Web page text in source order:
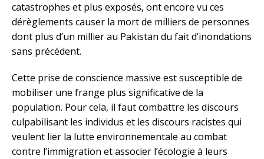
catastrophes et plus exposés, ont encore vu ces
dérèglements causer la mort de milliers de personnes
dont plus d’un millier au Pakistan du fait d’inondations
sans précédent.
Cette prise de conscience massive est susceptible de
mobiliser une frange plus significative de la
population. Pour cela, il faut combattre les discours
culpabilisant les individus et les discours racistes qui
veulent lier la lutte environnementale au combat
contre l’immigration et associer l’écologie à leurs